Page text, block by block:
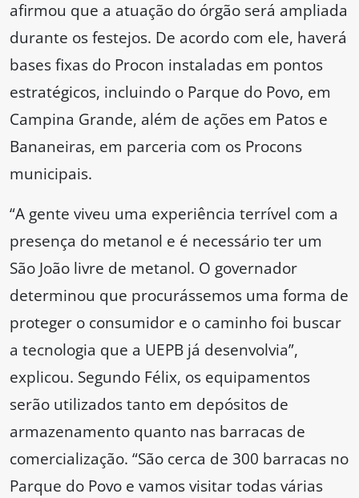
afirmou que a atuação do órgão será ampliada
durante os festejos. De acordo com ele, haverá
bases fixas do Procon instaladas em pontos
estratégicos, incluindo o Parque do Povo, em
Campina Grande, além de ações em Patos e
Bananeiras, em parceria com os Procons
municipais.
“A gente viveu uma experiência terrível com a
presença do metanol e é necessário ter um
São João livre de metanol. O governador
determinou que procurássemos uma forma de
proteger o consumidor e o caminho foi buscar
a tecnologia que a UEPB já desenvolvia”,
explicou. Segundo Félix, os equipamentos
serão utilizados tanto em depósitos de
armazenamento quanto nas barracas de
comercialização. “São cerca de 300 barracas no
Parque do Povo e vamos visitar todas várias